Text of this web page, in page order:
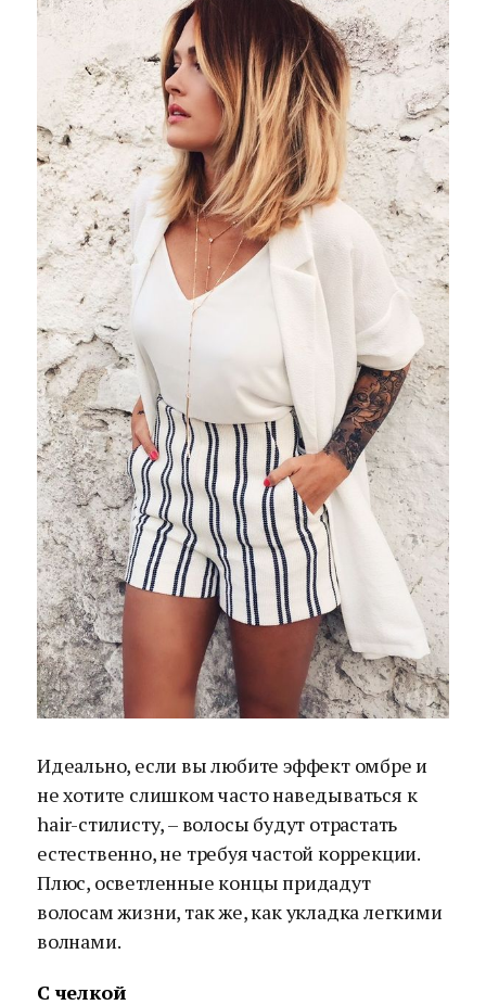
Идеально, если вы любите эффект омбре и
не хотите слишком часто наведываться к
hair-стилисту, – волосы будут отрастать
естественно, не требуя частой коррекции.
Плюс, осветленные концы придадут
волосам жизни, так же, как укладка легкими
волнами.
С челкой